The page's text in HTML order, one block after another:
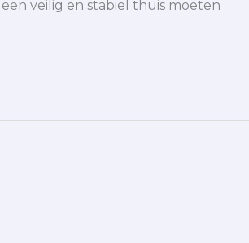
veilig en stabiel thuis moeten